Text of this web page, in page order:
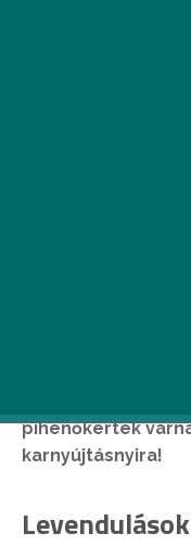
pihenőkertek
karnyújtásnyira!